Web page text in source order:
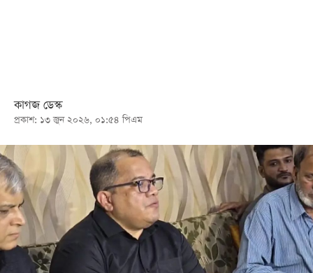
ভিডিও
আর্কাইভ
আজকের
পত্রিকা
ই-
পেপার
কাগজ ডেস্ক
প্রকাশ: ১৩ জুন ২০২৬, ০১:৫৪ পিএম